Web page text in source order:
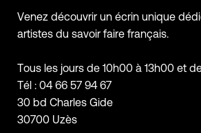
Venez découvrir un écrin unique
artistes du savoir faire français.
Tous les jours de 10h00 à 13h00 et
Tél : 04 66 57 94 67
30 bd Charles Gide
30700 Uzès